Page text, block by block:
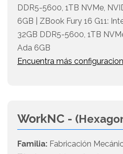
DDR5-5600, 1TB NVMe,
6GB | ZBook Fury 16 G11:
32GB DDR5-5600, 1TB
Ada 6GB
Encuentra más
WorkNC -
Familia: Fabricación